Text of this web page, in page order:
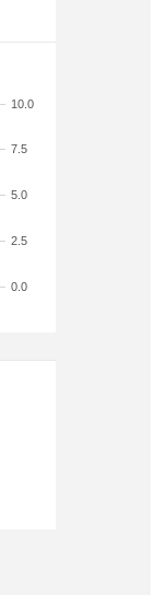
0.0
2.5
5.0
7.5
10.0